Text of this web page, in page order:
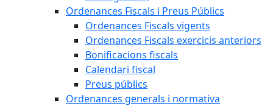
Ordenances Fiscals i Preus Públics
Ordenances Fiscals vigents
Ordenances Fiscals exercicis anteriors
Bonificacions fiscals
Calendari fiscal
Preus públics
Ordenances generals i normativa